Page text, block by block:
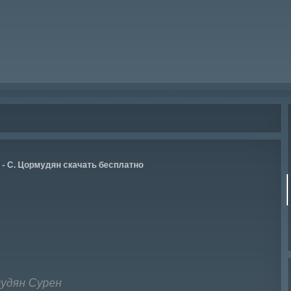
С. Цормудян скачать бесплатно
Сурен